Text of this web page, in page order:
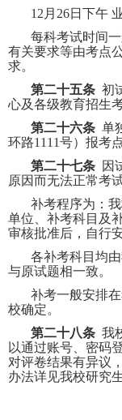
12 月 26日下午
每科考试时间
有关要求等由考点
求。
第二十五条 初
心及各级教育招生
第二十六条 单
环路1111号）报考
第二十七条 因
原因而无法正常考
补考程序为：
单位、补考科目及
审核批准后，自行
各补考科目均
与原试题相一致。
补考一般安排
校确定。
第二十八条 我
以通过账号、密码
对评卷结果有异议
办法详见我校研究